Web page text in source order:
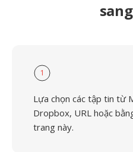
1
Lựa chọn các tập tin từ
Dropbox, URL hoặc
trang này.